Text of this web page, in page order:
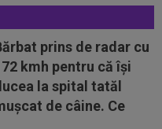
prins de radar cu
kmh pentru că își
la spital tatăl
de câine. Ce
acuzații grave la
ce Gigi Becali l-a
transferurile verii